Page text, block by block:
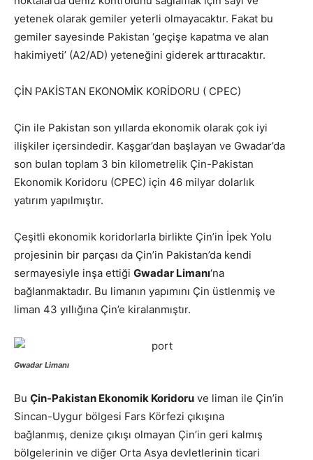
yetenek olarak gemiler yeterli olmayacaktır. Fakat bu
gemiler sayesinde Pakistan ‘geçişe kapatma ve alan
hakimiyeti’ (A2/AD) yeteneğini giderek arttıracaktır.
ÇİN PAKİSTAN EKONOMİK KORİDORU ( CPEC)
Çin ile Pakistan son yıllarda ekonomik olarak çok iyi
ilişkiler içersindedir. Kaşgar’dan başlayan ve Gwadar’da
son bulan toplam 3 bin kilometrelik Çin-Pakistan
Ekonomik Koridoru (CPEC) için 46 milyar dolarlık
yatırım yapılmıştır.
Çeşitli ekonomik koridorlarla birlikte Çin’in İpek Yolu
projesinin bir parçası da Çin’in Pakistan’da kendi
sermayesiyle inşa ettiği Gwadar Limanı‘na
bağlanmaktadır. Bu limanın yapımını Çin üstlenmiş ve
liman 43 yıllığına Çin’e kiralanmıştır.
Gwadar Limanı
Bu Çin-Pakistan Ekonomik Koridoru ve liman ile Çin’in
Sincan-Uygur bölgesi Fars Körfezi çıkışına
bağlanmış, denize çıkışı olmayan Çin’in geri kalmış
bölgelerinin ve diğer Orta Asya devletlerinin ticari